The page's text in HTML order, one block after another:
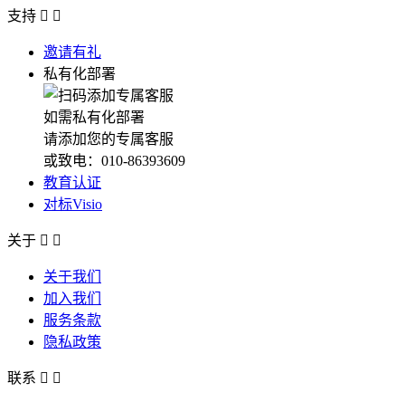
支持  
邀请有礼
私有化部署
如需私有化部署
请添加您的专属客服
或致电：010-86393609
教育认证
对标Visio
关于  
关于我们
加入我们
服务条款
隐私政策
联系  